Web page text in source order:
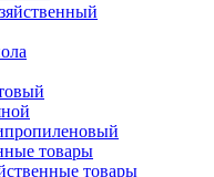
товары
товары